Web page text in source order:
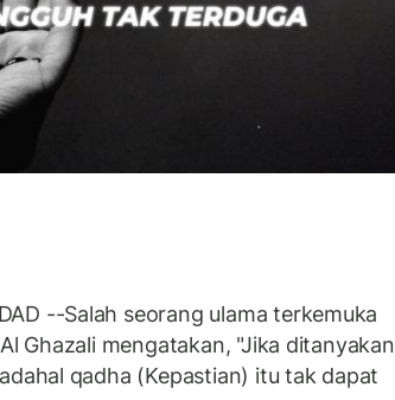
--Salah seorang ulama terkemuka
Ghazali mengatakan, "Jika ditanyakan
qadha (Kepastian) itu tak dapat